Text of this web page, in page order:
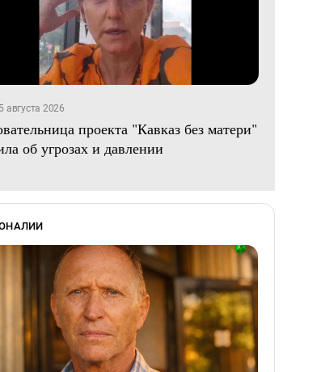
августа 2026
проекта "Кавказ без матери"
об угрозах и давлении